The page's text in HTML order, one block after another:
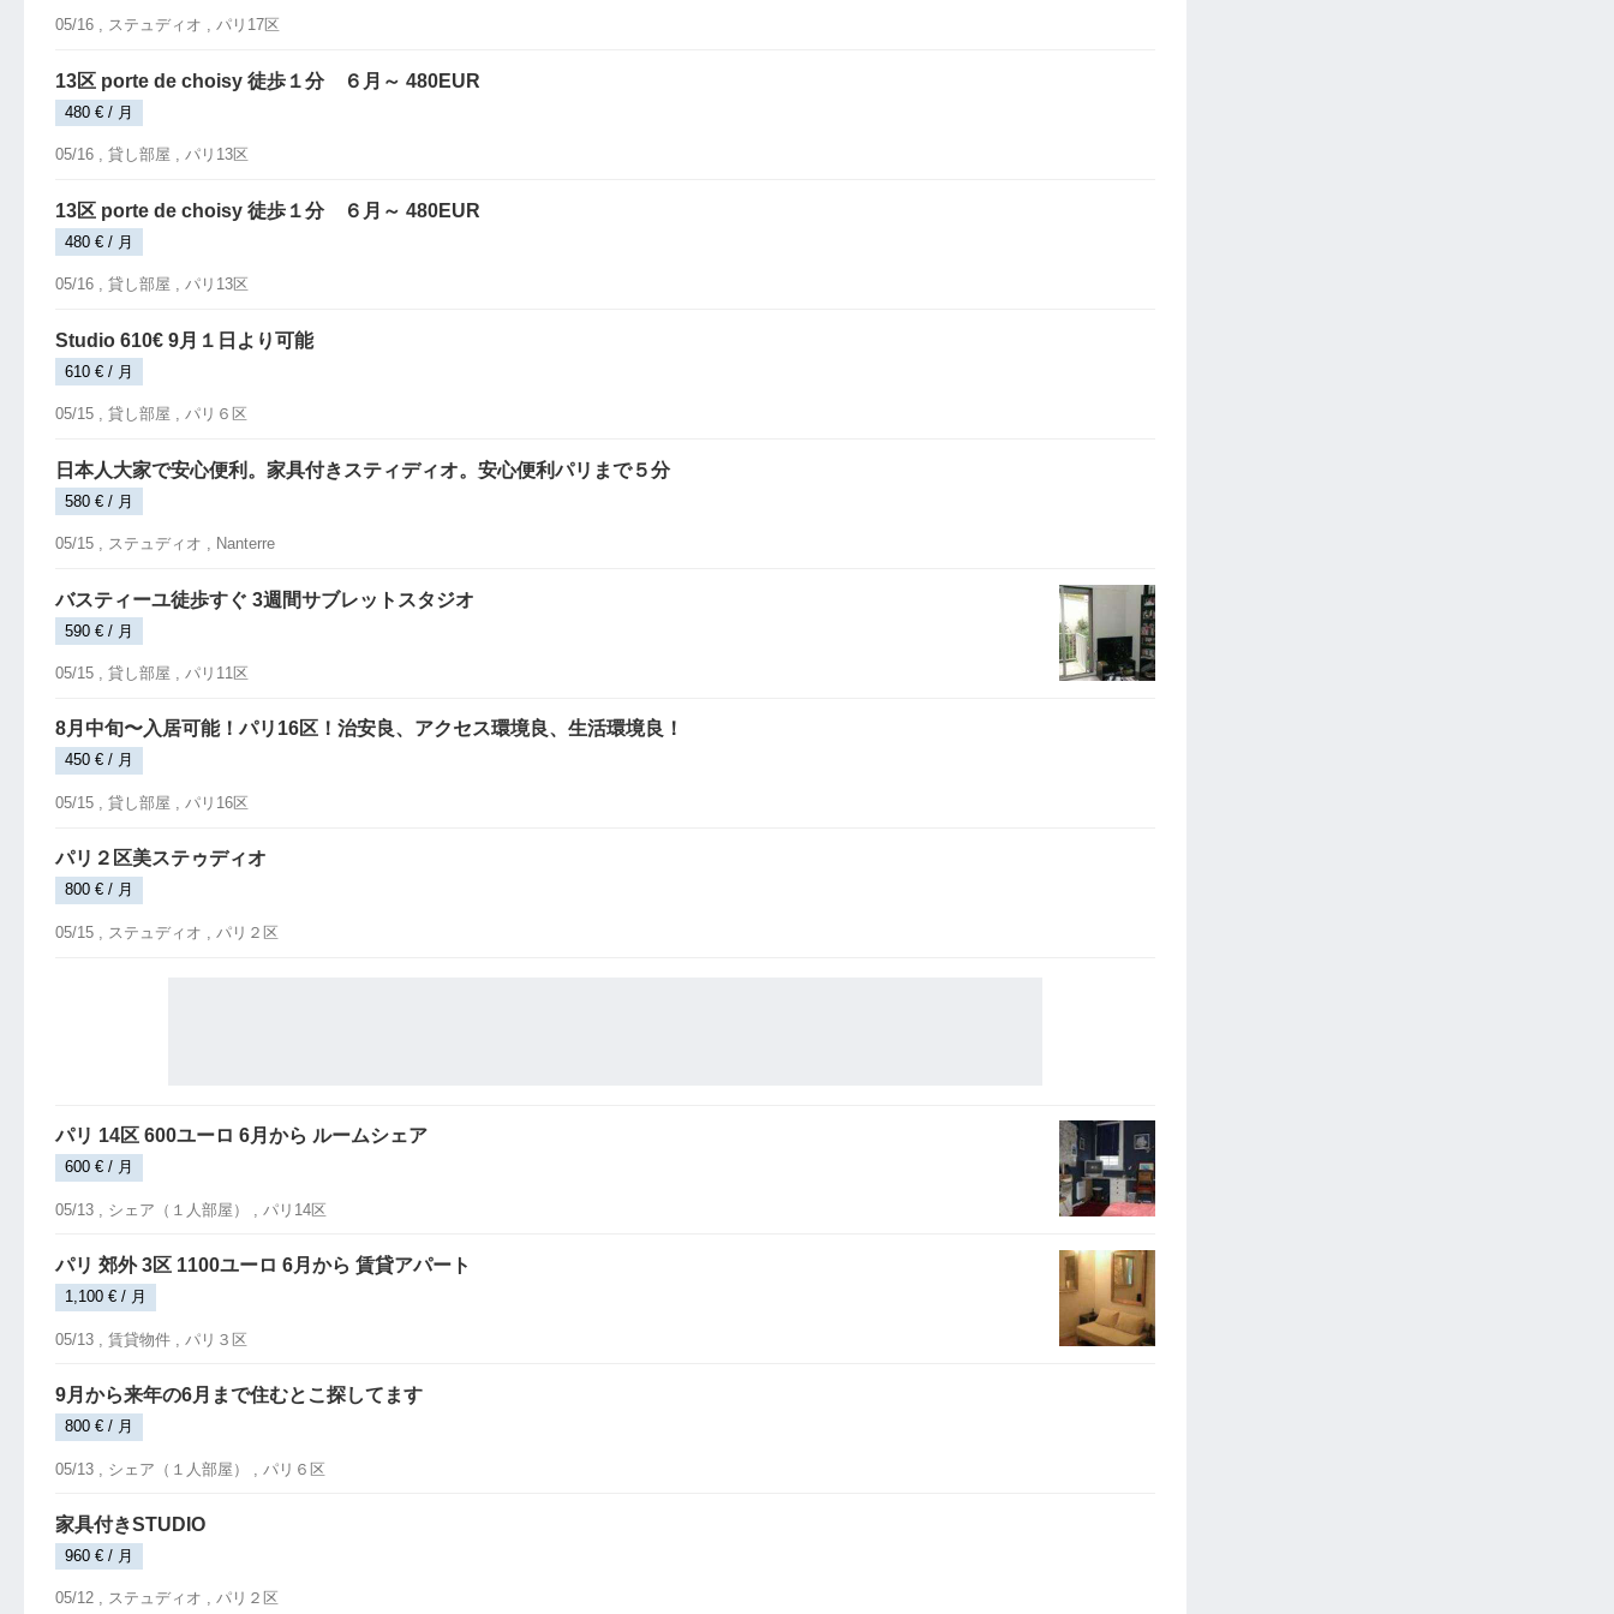
05/16 , ステュディオ , パリ17区
13区 porte de choisy 徒歩１分 ６月～ 480EUR
480 € / 月
05/16 , 貸し部屋 , パリ13区
13区 porte de choisy 徒歩１分 ６月～ 480EUR
480 € / 月
05/16 , 貸し部屋 , パリ13区
Studio 610€ 9月１日より可能
610 € / 月
05/15 , 貸し部屋 , パリ６区
日本人大家で安心便利。家具付きスティディオ。安心便利パリまで５分
580 € / 月
05/15 , ステュディオ , Nanterre
バスティーユ徒歩すぐ 3週間サブレットスタジオ
590 € / 月
05/15 , 貸し部屋 , パリ11区
8月中旬〜入居可能！パリ16区！治安良、アクセス環境良、生活環境良！
450 € / 月
05/15 , 貸し部屋 , パリ16区
パリ２区美ステゥディオ
800 € / 月
05/15 , ステュディオ , パリ２区
パリ 14区 600ユーロ 6月から ルームシェア
600 € / 月
05/13 , シェア（１人部屋） , パリ14区
パリ 郊外 3区 1100ユーロ 6月から 賃貸アパート
1,100 € / 月
05/13 , 賃貸物件 , パリ３区
9月から来年の6月まで住むとこ探してます
800 € / 月
05/13 , シェア（１人部屋） , パリ６区
家具付きSTUDIO
960 € / 月
05/12 , ステュディオ , パリ２区